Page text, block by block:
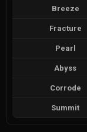
Breeze
Fracture
Pearl
Abyss
Corrode
Summit